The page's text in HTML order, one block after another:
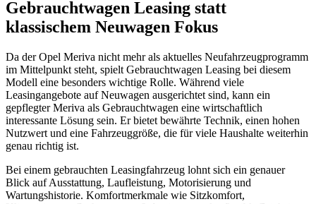
Gebrauchtwagen Leasing statt
klassischem Neuwagen Fokus
Da der Opel Meriva nicht mehr als aktuelles Neufahrzeugprogramm
im Mittelpunkt steht, spielt Gebrauchtwagen Leasing bei diesem
Modell eine besonders wichtige Rolle. Während viele
Leasingangebote auf Neuwagen ausgerichtet sind, kann ein
gepflegter Meriva als Gebrauchtwagen eine wirtschaftlich
interessante Lösung sein. Er bietet bewährte Technik, einen hohen
Nutzwert und eine Fahrzeuggröße, die für viele Haushalte weiterhin
genau richtig ist.
Bei einem gebrauchten Leasingfahrzeug lohnt sich ein genauer
Blick auf Ausstattung, Laufleistung, Motorisierung und
Wartungshistorie. Komfortmerkmale wie Sitzkomfort,